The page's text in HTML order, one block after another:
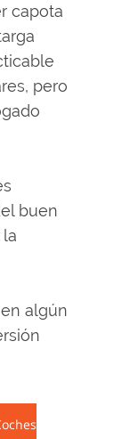
capota
pero
buen
algún